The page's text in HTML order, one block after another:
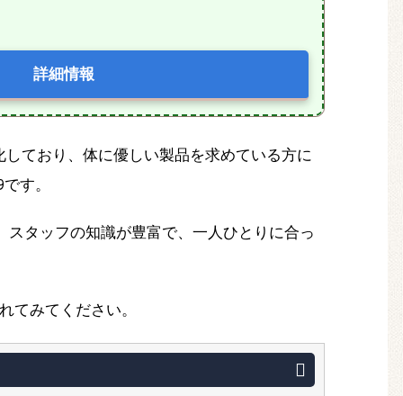
詳細情報
しており、体に優しい製品を求めている方に
す。
スタッフの知識が豊富で、一人ひとりに合っ
てみてください。